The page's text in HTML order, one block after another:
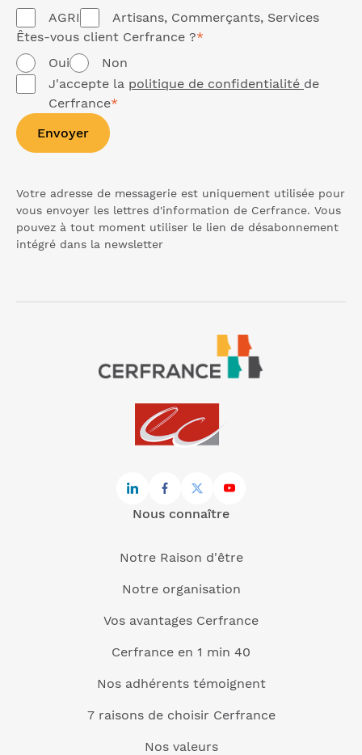
AGRI
Artisans, Commerçants, Services
Êtes-vous client Cerfrance ?*
Oui
Non
J'accepte la politique de confidentialité de
Cerfrance*
Envoyer
Votre adresse de messagerie est uniquement utilisée pour
vous envoyer les lettres d'information de Cerfrance. Vous
pouvez à tout moment utiliser le lien de désabonnement
intégré dans la newsletter
Nous connaître
Notre Raison d'être
Notre organisation
Vos avantages Cerfrance
Cerfrance en 1 min 40
Nos adhérents témoignent
7 raisons de choisir Cerfrance
Nos valeurs